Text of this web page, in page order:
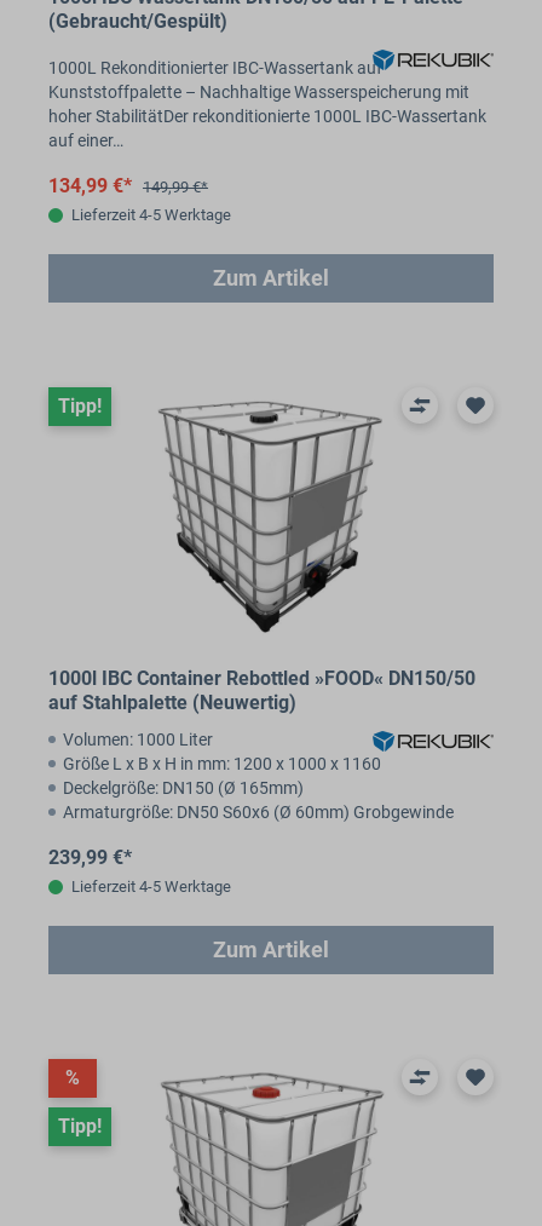
(Gebraucht/Gespült)
1000L Rekonditionierter IBC-Wassertank auf
Kunststoffpalette – Nachhaltige Wasserspeicherung mit
hoher StabilitätDer rekonditionierte 1000L IBC-Wassertank
auf einer…
134,99 €* 149,99 €*
Lieferzeit 4-5 Werktage
Zum Artikel
Tipp!
1000l IBC Container Rebottled »FOOD« DN150/50
auf Stahlpalette (Neuwertig)
Volumen: 1000 Liter
Größe L x B x H in mm: 1200 x 1000 x 1160
Deckelgröße: DN150 (Ø 165mm)
Armaturgröße: DN50 S60x6 (Ø 60mm) Grobgewinde
239,99 €*
Lieferzeit 4-5 Werktage
Zum Artikel
%
Tipp!